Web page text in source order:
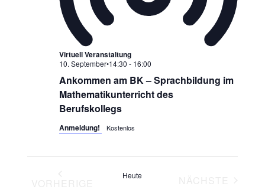
Ankommen am BK – Sprachbildung im
Mathematikunterricht des
Berufskollegs
10. September•14:30 - 16:00
Virtuell Veranstaltung
Anmeldung! Kostenlos
Heute